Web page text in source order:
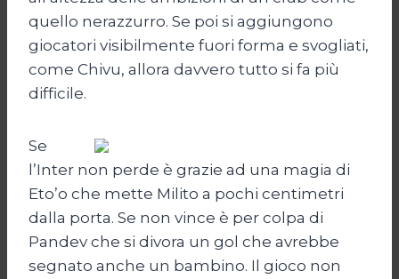
quello nerazzurro. Se poi si aggiungono
giocatori visibilmente fuori forma e svogliati,
come Chivu, allora davvero tutto si fa più
difficile.
Se
l’Inter non perde è grazie ad una magia di
Eto’o che mette Milito a pochi centimetri
dalla porta. Se non vince è per colpa di
Pandev che si divora un gol che avrebbe
segnato anche un bambino. Il gioco non